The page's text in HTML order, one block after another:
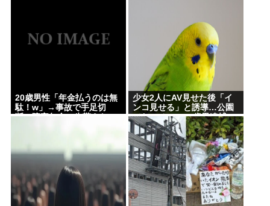
20歳男性「年金払うのは無
駄！w」→事故で手足切
断、障害年金一生貰えない
少女2人にAV見せた後「イ
ンコ見せる」と誘導…公園
でわいせつ 75歳男逮捕